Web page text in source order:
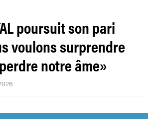
poursuit son pari
voulons surprendre
notre âme»